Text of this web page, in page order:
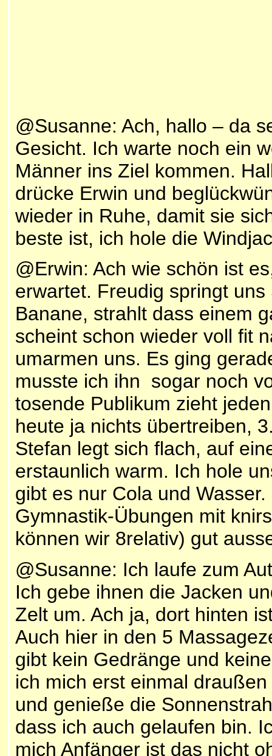
@Susanne: Ach, hallo – da
Gesicht. Ich warte noch ein
Männer ins Ziel kommen.
drücke Erwin und
wieder in Ruhe, damit sie
beste ist, ich hole die
@Erwin: Ach wie schön ist
erwartet. Freudig springt
Banane, strahlt dass einem
scheint schon wieder voll fit
umarmen uns. Es ging
musste ich ihn sogar noch
tosende Publikum zieht
heute ja nichts übertreiben,
Stefan legt sich flach, auf
erstaunlich warm. Ich hole
gibt es nur Cola und
Gymnastik-Übungen mit
können wir 8relativ) gut
@Susanne: Ich laufe zum
Ich gebe ihnen die Jacken
Zelt um. Ach ja, dort hinten
Auch hier in den 5
gibt kein Gedränge und
ich mich erst einmal
und genieße die
dass ich auch gelaufen bin.
mich Anfänger ist das nicht